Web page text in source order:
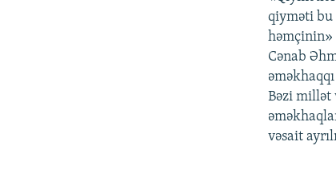
qiyməti bu
həmçinin»
Cənab
Bəzi millət
vəsait